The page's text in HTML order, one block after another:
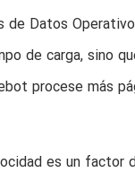
de Datos
de carga, sino
procese más
es un factor